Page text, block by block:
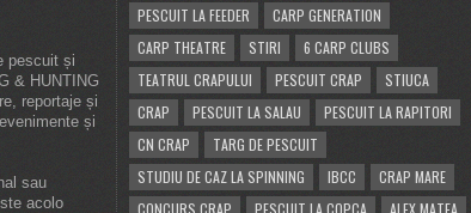
pescuit și
& HUNTING
reportaje și
și
sau
acolo
PESCUIT LA FEEDER
CARP GENERATION
CARP THEATRE
STIRI
6 CARP CLUBS
TEATRUL CRAPULUI
PESCUIT CRAP
STIUCA
CRAP
PESCUIT LA SALAU
PESCUIT LA RAPITORI
CN CRAP
TARG DE PESCUIT
STUDIU DE CAZ LA SPINNING
IBCC
CRAP MARE